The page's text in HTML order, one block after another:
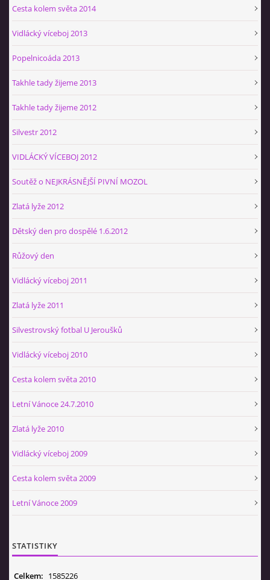
Cesta kolem světa 2014
Vidlácký víceboj 2013
Popelnicoáda 2013
Takhle tady žijeme 2013
Takhle tady žijeme 2012
Silvestr 2012
VIDLÁCKÝ VÍCEBOJ 2012
Soutěž o NEJKRÁSNĚJŠÍ PIVNÍ MOZOL
Zlatá lyže 2012
Dětský den pro dospělé 1.6.2012
Růžový den
Vidlácký víceboj 2011
Zlatá lyže 2011
Silvestrovský fotbal U Jeroušků
Vidlácký víceboj 2010
Cesta kolem světa 2010
Letní Vánoce 24.7.2010
Zlatá lyže 2010
Vidlácký víceboj 2009
Cesta kolem světa 2009
Letní Vánoce 2009
STATISTIKY
Celkem: 1585226